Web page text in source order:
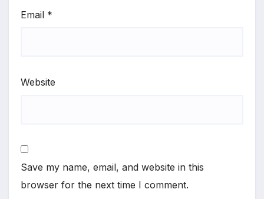
Email *
Website
Save my name, email, and website in this
browser for the next time I comment.